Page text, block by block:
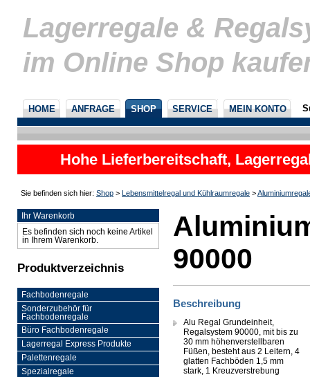
Lagerregale &
im Online Shop
HOME ANFRAGE SHOP SERVICE MEIN KONTO
Hohe Lieferbereitschaft,
nicht
Sie befinden sich hier: Shop > Lebensmittelregal und Kühlraumregale >
Ihr Warenkorb
Es befinden sich noch keine Artikel
in Ihrem Warenkorb.
Produktverzeichnis
Fachbodenregale
Sonderzubehör für
Fachbodenregale
Büro Fachbodenregale
Lagerregal Express Produkte
Palettenregale
Spezialregale
90000
Beschreibung
Alu Regal Grundeinheit,
Regalsystem 90000, mit bis zu
30 mm höhenverstellbaren
Füßen, besteht aus 2 Leitern, 4
glatten Fachböden 1,5 mm
stark, 1 Kreuzverstrebung